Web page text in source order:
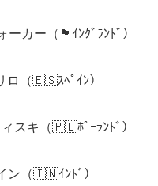
ーカー（🏴󠁧󠁢󠁥󠁮󠁧󠁿ｲﾝｸﾞﾗﾝﾄﾞ）
ロ（🇪🇸ｽﾍﾟｲﾝ）
スキ（🇵🇱ﾎﾟｰﾗﾝﾄﾞ）
ン（🇮🇳ｲﾝﾄﾞ）